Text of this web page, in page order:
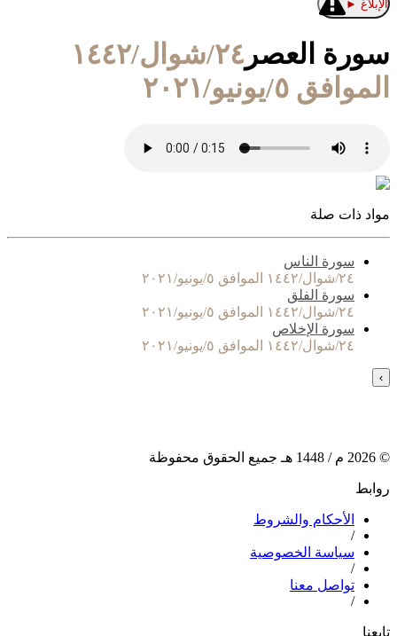
الإبلاغ ►
سورة العصر
٢٤/شوال/١٤٤٢
الموافق ٥/يونيو/٢٠٢١
مواد ذات صلة
سورة الناس
٢٤/شوال/١٤٤٢ الموافق ٥/يونيو/٢٠٢١
سورة الفلق
٢٤/شوال/١٤٤٢ الموافق ٥/يونيو/٢٠٢١
سورة الإخلاص
٢٤/شوال/١٤٤٢ الموافق ٥/يونيو/٢٠٢١
›
©
2026 م / 1448 هـ جميع الحقوق محفوظة
روابط
الأحكام والشروط
/
سياسة الخصوصية
/
تواصل معنا
/
تابعنا